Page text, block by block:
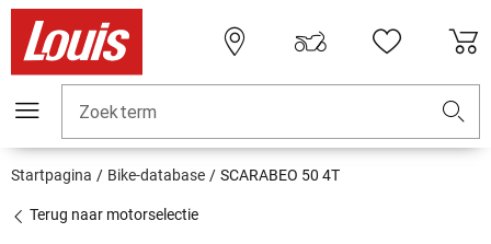
Zoekterm
Startpagina Bike-database SCARABEO 50 4T
Terug naar motorselectie